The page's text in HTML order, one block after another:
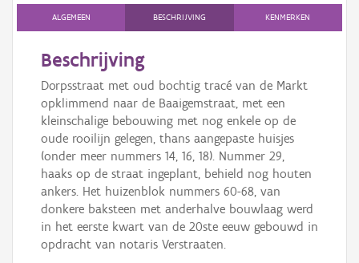
AanmeldenALGEMEEN BESCHRIJVING KENMERKEN
Beschrijving
Dorpsstraat met oud bochtig tracé van de Markt
opklimmend naar de Baaigemstraat, met een
kleinschalige bebouwing met nog enkele op de
oude rooilijn gelegen, thans aangepaste huisjes
(onder meer nummers 14, 16, 18). Nummer 29,
haaks op de straat ingeplant, behield nog houten
ankers. Het huizenblok nummers 60-68, van
donkere baksteen met anderhalve bouwlaag werd
in het eerste kwart van de 20ste eeuw gebouwd in
opdracht van notaris Verstraaten.